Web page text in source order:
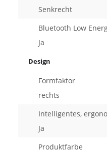
Senkrecht
Bluetooth Low
Ja
Design
Formfaktor
rechts
Intelligentes,
Ja
Produktfarbe